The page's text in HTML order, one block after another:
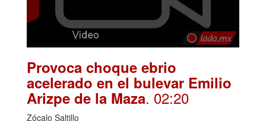
Provoca choque ebrio
acelerado en el bulevar Emilio
Arizpe de la Maza. 02:20
Zócalo Saltillo